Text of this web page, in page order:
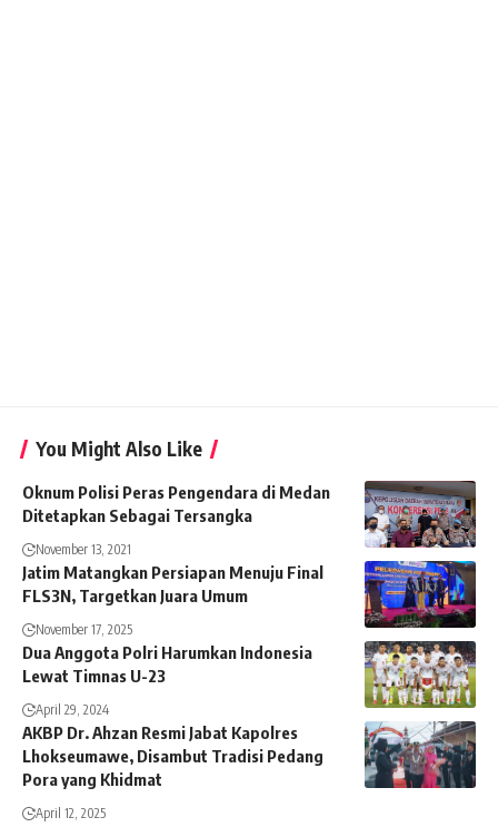
You Might Also Like
Oknum Polisi Peras Pengendara di Medan
Ditetapkan Sebagai Tersangka
November 13, 2021
Jatim Matangkan Persiapan Menuju Final
FLS3N, Targetkan Juara Umum
November 17, 2025
Dua Anggota Polri Harumkan Indonesia
Lewat Timnas U-23
April 29, 2024
AKBP Dr. Ahzan Resmi Jabat Kapolres
Lhokseumawe, Disambut Tradisi Pedang
Pora yang Khidmat
April 12, 2025